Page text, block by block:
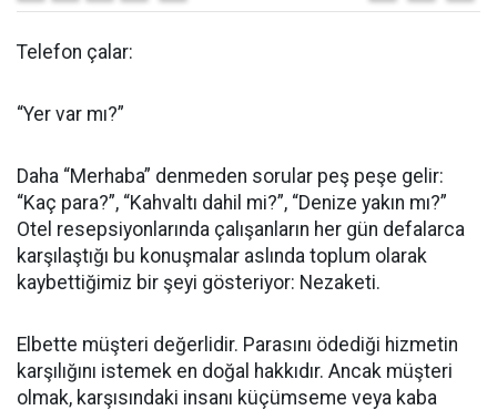
Telefon çalar:
“Yer var mı?”
Daha “Merhaba” denmeden sorular peş peşe gelir:
“Kaç para?”, “Kahvaltı dahil mi?”, “Denize yakın mı?”
Otel resepsiyonlarında çalışanların her gün defalarca
karşılaştığı bu konuşmalar aslında toplum olarak
kaybettiğimiz bir şeyi gösteriyor: Nezaketi.
Elbette müşteri değerlidir. Parasını ödediği hizmetin
karşılığını istemek en doğal hakkıdır. Ancak müşteri
olmak, karşısındaki insanı küçümseme veya kaba